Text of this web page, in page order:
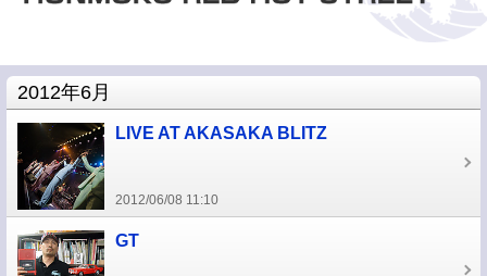
2012年6月
LIVE AT AKASAKA BLITZ
2012/06/08 11:10
GT